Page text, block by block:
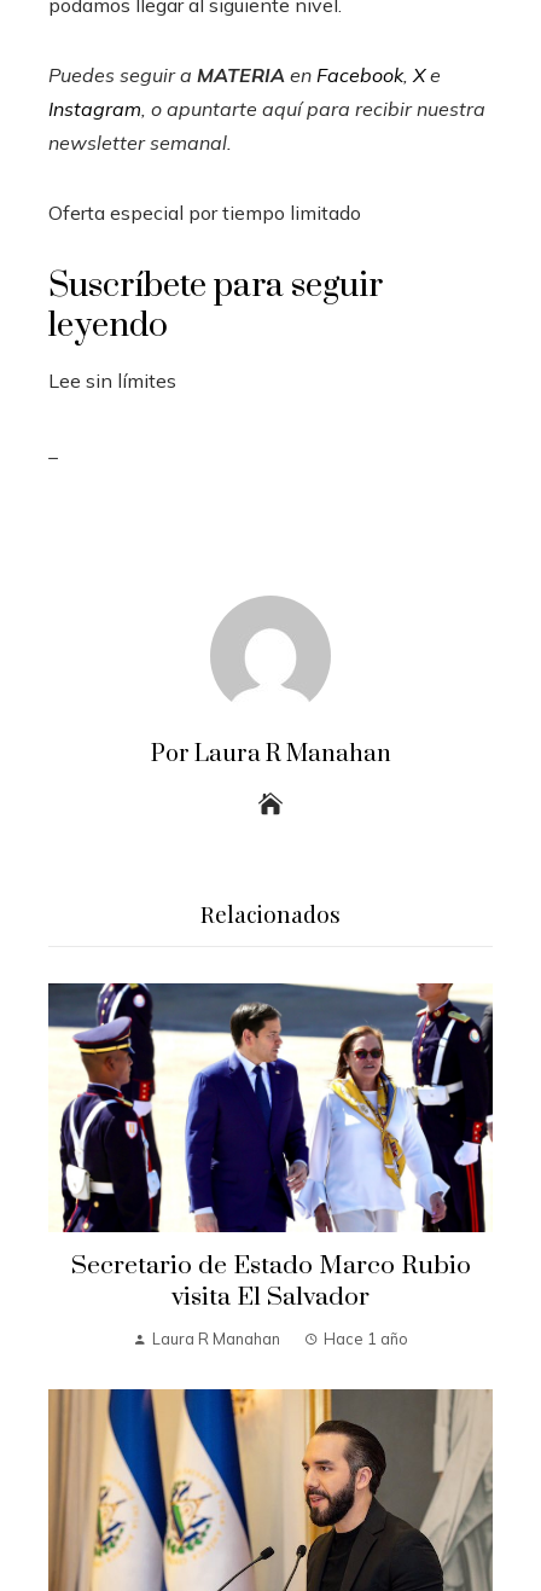
Puedes seguir a MATERIA en Facebook, Xe
Instagram , o apuntarte aquí para recibirnuestra
newsletter semanal
Oferta especial por tiempo limitado
Suscríbete para seguir
leyendo
Lee sin límites
Por Laura R Manahan
Relacionados
Secretario de Estado Marco Rubio
visita El Salvador
Laura R Manahan Hace 1 año